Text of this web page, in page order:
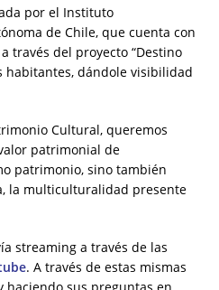
por el Instituto
de Chile, que cuenta con
través del proyecto “Destino
dándole visibilidad
Cultural, queremos
patrimonial de
patrimonio, sino también
la multiculturalidad presente
streaming a través de las
. A través de estas mismas
sus preguntas en